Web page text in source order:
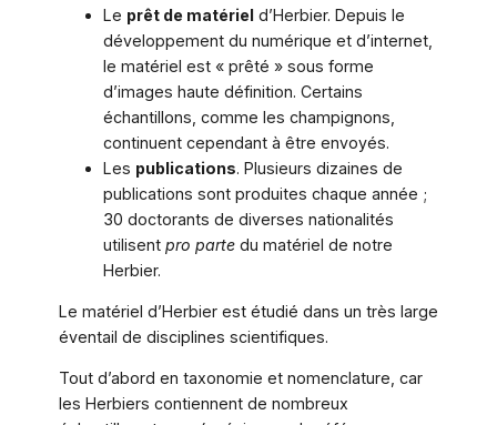
Le prêt de matérield’Herbier. Depuis le
développement du numérique et d’internet,
le matériel est « prêté » sous forme
d’images haute définition. Certains
échantillons, comme les champignons,
continuent cependant à être envoyés.
Les publications. Plusieurs dizaines de
publications sont produites chaque année ;
30 doctorants de diverses nationalités
utilisent pro partedu matériel de notre
Herbier.
Le matériel d’Herbier est étudié dans un très large
éventail de disciplines scientifiques.
Tout d’abord en taxonomie et nomenclature, car
les Herbiers contiennent de nombreux